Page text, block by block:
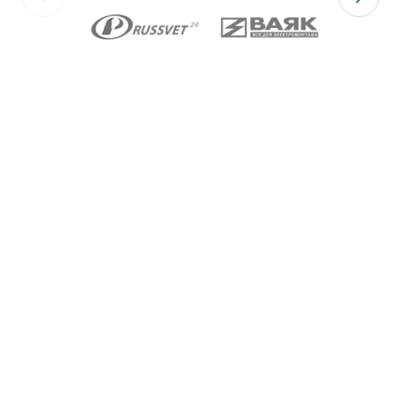
метрической резьбой М по ГОСТ 24705-2004, с
цилиндрической трубной резьбой «G» по ГОСТ 6357-